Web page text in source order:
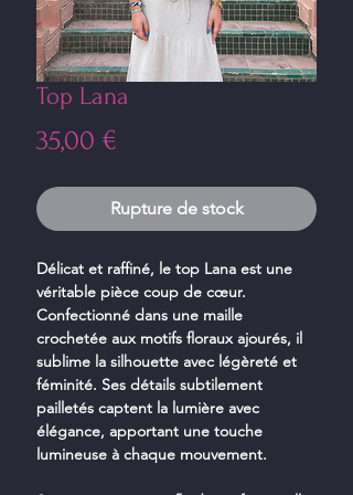
Top Lana
35,00 €
Rupture de stock
Délicat et raffiné, le top Lana est une
véritable pièce coup de cœur.
Confectionné dans une maille
crochetée aux motifs floraux ajourés, il
sublime la silhouette avec légèreté et
féminité. Ses détails subtilement
pailletés captent la lumière avec
élégance, apportant une touche
lumineuse à chaque mouvement.